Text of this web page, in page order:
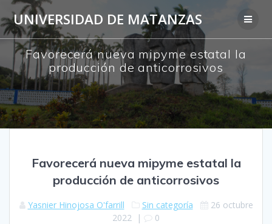
Saltar
al
contenido
UNIVERSIDAD DE MATANZAS
Favorecerá nueva mipyme estatal la
producción de anticorrosivos
Favorecerá nueva mipyme estatal la
producción de anticorrosivos
Yasnier Hinojosa O'farrill Sin categoría
26 octubre
2022 | 0